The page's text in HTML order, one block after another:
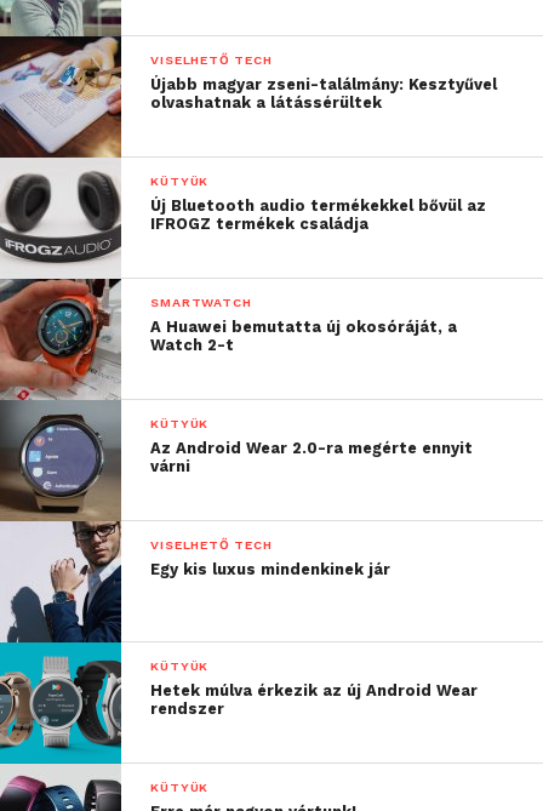
VISELHETŐ TECH
Újabb magyar zseni-találmány: Kesztyűvel
olvashatnak a látássérültek
KÜTYÜK
Új Bluetooth audio termékekkel bővül az
IFROGZ termékek családja
SMARTWATCH
A Huawei bemutatta új okosóráját, a
Watch 2-t
KÜTYÜK
Az Android Wear 2.0-ra megérte ennyit
várni
VISELHETŐ TECH
Egy kis luxus mindenkinek jár
KÜTYÜK
Hetek múlva érkezik az új Android Wear
rendszer
KÜTYÜK